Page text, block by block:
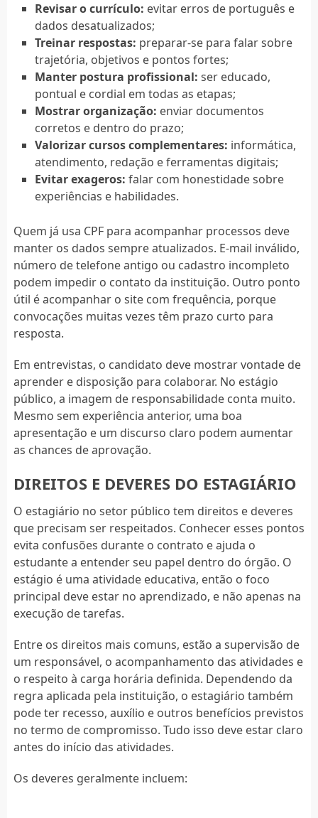
Revisar o currículo: evitar erros de português e
dados desatualizados;
Treinar respostas: preparar-se para falar sobre
trajetória, objetivos e pontos fortes;
Manter postura profissional: ser educado,
pontual e cordial em todas as etapas;
Mostrar organização: enviar documentos
corretos e dentro do prazo;
Valorizar cursos complementares: informática,
atendimento, redação e ferramentas digitais;
Evitar exageros: falar com honestidade sobre
experiências e habilidades.
Quem já usa CPF para acompanhar processos deve
manter os dados sempre atualizados. E-mail inválido,
número de telefone antigo ou cadastro incompleto
podem impedir o contato da instituição. Outro ponto
útil é acompanhar o site com frequência, porque
convocações muitas vezes têm prazo curto para
resposta.
Em entrevistas, o candidato deve mostrar vontade de
aprender e disposição para colaborar. No estágio
público, a imagem de responsabilidade conta muito.
Mesmo sem experiência anterior, uma boa
apresentação e um discurso claro podem aumentar
as chances de aprovação.
DIREITOS E DEVERES DO ESTAGIÁRIO
O estagiário no setor público tem direitos e deveres
que precisam ser respeitados. Conhecer esses pontos
evita confusões durante o contrato e ajuda o
estudante a entender seu papel dentro do órgão. O
estágio é uma atividade educativa, então o foco
principal deve estar no aprendizado, e não apenas na
execução de tarefas.
Entre os direitos mais comuns, estão a supervisão de
um responsável, o acompanhamento das atividades e
o respeito à carga horária definida. Dependendo da
regra aplicada pela instituição, o estagiário também
pode ter recesso, auxílio e outros benefícios previstos
no termo de compromisso. Tudo isso deve estar claro
antes do início das atividades.
Os deveres geralmente incluem: